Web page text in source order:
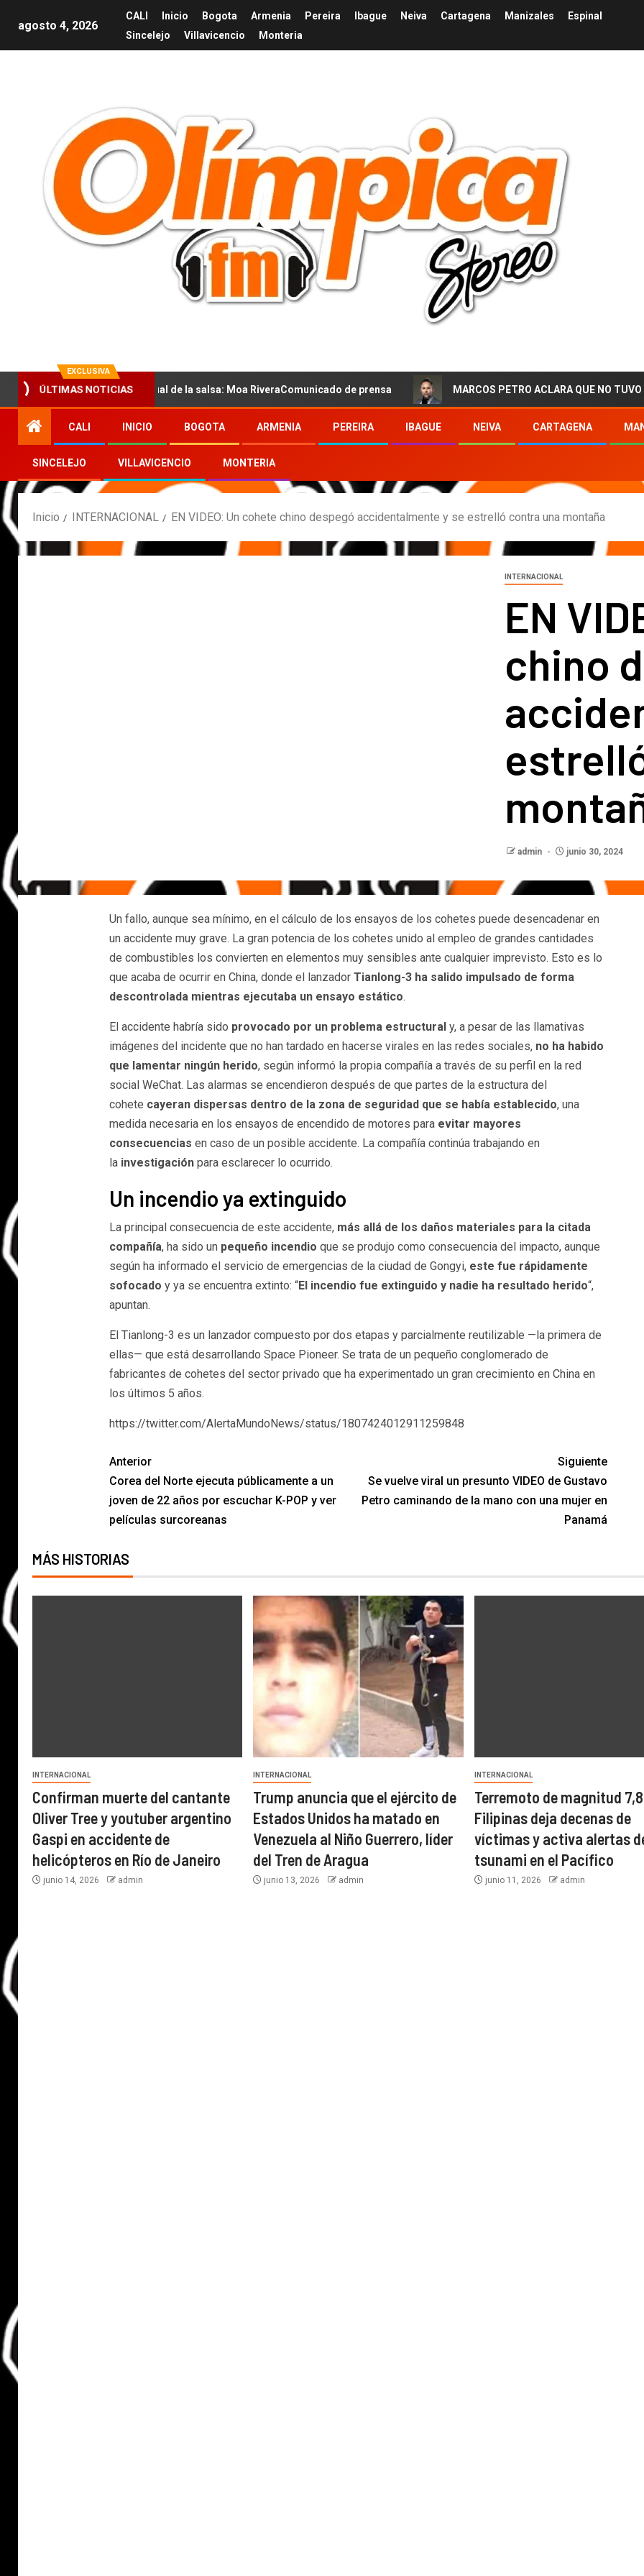
agosto 4, 2026
CALI Inicio Bogota Armenia Pereira Ibague Neiva Cartagena Manizales
Espinal
Sincelejo
Villavicencio Monteria
EXCLUSIVA
ÚLTIMAS NOTICIAS
la nueva voz sensual de la salsa: Moa RiveraComunicado de prensa MARCOS PETRO ACLARA QUE NO TUVO QUE VER
CALI INICIO BOGOTA ARMENIA PEREIRA IBAGUE NEIVA CARTAGENA
SINCELEJO VILLAVICENCIO MONTERIA
Inicio INTERNACIONAL EN VIDEO: Un cohete chino despegó accidentalmente y se estrelló contra una montaña
INTERNACIONAL
EN
chino
admin junio 30, 2024
Un fallo, aunque sea mínimo, en el cálculo de los ensayos de los cohetes puede desencadenar en
un accidente muy grave. La gran potencia de los cohetes unido al empleo de grandes cantidades
de combustibles los convierten en elementos muy sensibles ante cualquier imprevisto. Esto es lo
que acaba de ocurrir en China, donde el lanzador Tianlong-3 ha salido impulsado de forma
descontrolada mientras ejecutaba un ensayo estático.
El accidente habría sido provocado por un problema estructuraly, a pesar de las llamativas
imágenes del incidente que no han tardado en hacerse virales en las redes sociales, no ha habido
que lamentar ningún herido, según informó la propia compañía a través de su perfil en la red
social WeChat. Las alarmas se encendieron después de que partes de la estructura del
cohete cayeran dispersas dentro de la zona de seguridad que se había establecido, una
medida necesaria en los ensayos de encendido de motores para evitar mayores
consecuencias en caso de un posible accidente. La compañía continúa trabajando en
la investigaciónpara esclarecer lo ocurrido.
Un incendio ya extinguido
La principal consecuencia de este accidente, más allá de los daños materiales para la citada
compañía, ha sido un pequeño incendio que se produjo como consecuencia del impacto, aunque
según ha informado el servicio de emergencias de la ciudad de Gongyi, este fue rápidamente
sofocado y ya se encuentra extinto: “El incendio fue extinguido y nadie ha resultado herido“,
apuntan.
El Tianlong-3 es un lanzador compuesto por dos etapas y parcialmente reutilizable —la primera de
ellas— que está desarrollando Space Pioneer. Se trata de un pequeño conglomerado de
fabricantes de cohetes del sector privado que ha experimentado un gran crecimiento en China en
los últimos 5 años.
https://twitter.com/AlertaMundoNews/status/1807424012911259848
Anterior
Corea del Norte ejecuta públicamente a un
joven de 22 años por escuchar K-POP y ver
películas surcoreanas
Siguiente
Se vuelve viral un presunto VIDEO de Gustavo
Petro caminando de la mano con una mujer en
Panamá
MÁS HISTORIAS
INTERNACIONAL
Confirman muerte del cantante
Oliver Tree y youtuber argentino
Gaspi en accidente de
helicópteros en Río de Janeiro
junio 14, 2026 admin
INTERNACIONAL
Trump anuncia que el ejército de
Estados Unidos ha matado en
Venezuela al Niño Guerrero, líder
del Tren de Aragua
junio 13, 2026 admin
INTERNACIONAL
Terremoto de magnitud
Filipinas deja decenas de
víctimas y activa alertas
tsunami en el Pacífico
junio 11, 2026 admin